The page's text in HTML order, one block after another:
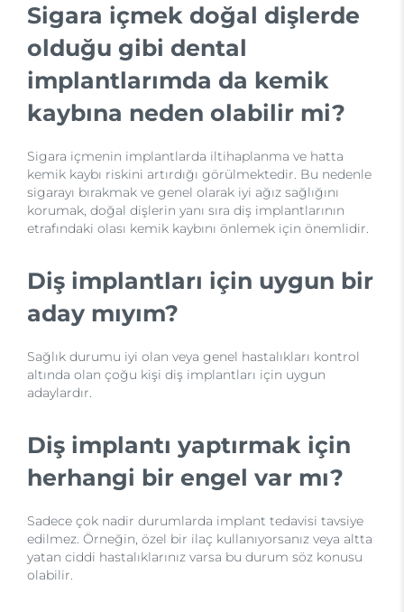
Sigara içmek doğal dişlerde
olduğu gibi dental
implantlarımda da kemik
kaybına neden olabilir mi?
Sigara içmenin implantlarda iltihaplanma ve hatta
kemik kaybı riskini artırdığı görülmektedir. Bu nedenle
sigarayı bırakmak ve genel olarak iyi ağız sağlığını
korumak, doğal dişlerin yanı sıra diş implantlarının
etrafındaki olası kemik kaybını önlemek için önemlidir.
Diş implantları için uygun bir
aday mıyım?
Sağlık durumu iyi olan veya genel hastalıkları kontrol
altında olan çoğu kişi diş implantları için uygun
adaylardır.
Diş implantı yaptırmak için
herhangi bir engel var mı?
Sadece çok nadir durumlarda implant tedavisi tavsiye
edilmez. Örneğin, özel bir ilaç kullanıyorsanız veya altta
yatan ciddi hastalıklarınız varsa bu durum söz konusu
olabilir.